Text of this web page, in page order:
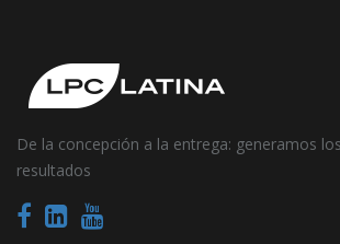
De la concepción a la entrega: generamos
resultados